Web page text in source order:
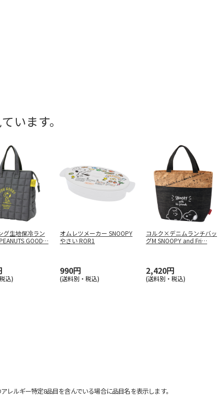
います。
グ生地保冷ラン
GOOD…
込)
オムレツメーカー SNOOPY
やさい ROR1
990円
(送料別・税込)
コルク×デニムランチバッ
グM SNOOPY and Fri…
2,420円
(送料別・税込)
ルギー特定8品目を含んでいる場合に品目名を表示します。